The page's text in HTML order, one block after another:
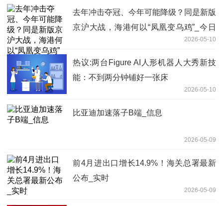
去年冲击夺冠、今年可能降级？同是新版
京沪大战，海港何以“凤凰变乌鸡”_今日
2026-05-10
热议:两台Figure AI人形机器人大秀新技
能：不到两分钟铺好一张床
2026-05-10
比亚迪加速落子B端_信息
2026-05-09
前4月进出口增长14.9%！海关总署最新
公布_实时
2026-05-09